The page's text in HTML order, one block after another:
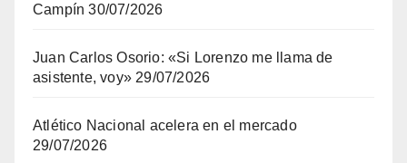
Campín 30/07/2026
Juan Carlos Osorio: «Si Lorenzo me llama de
asistente, voy» 29/07/2026
Atlético Nacional acelera en el mercado
29/07/2026